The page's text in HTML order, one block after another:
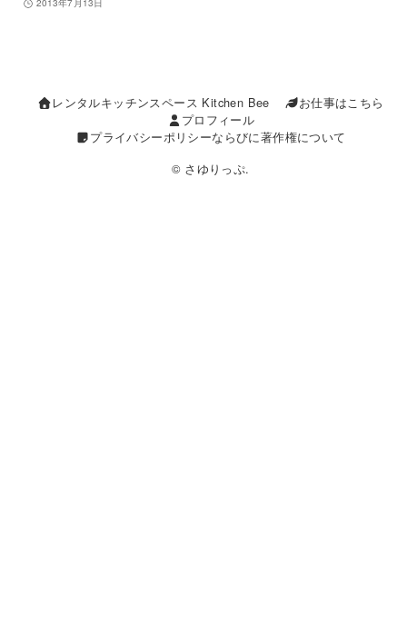
2013年7月13日
レンタルキッチンスペース Kitchen Bee
お仕事はこちら
プロフィール
プライバシーポリシーならびに著作権について
© さゆりっぷ.